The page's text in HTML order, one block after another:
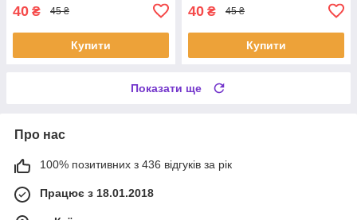
40 ₴ 45 ₴
Купити
40 ₴ 45 ₴
Купити
Показати ще
Про нас
100% позитивних з 436 відгуків за рік
Працює з 18.01.2018